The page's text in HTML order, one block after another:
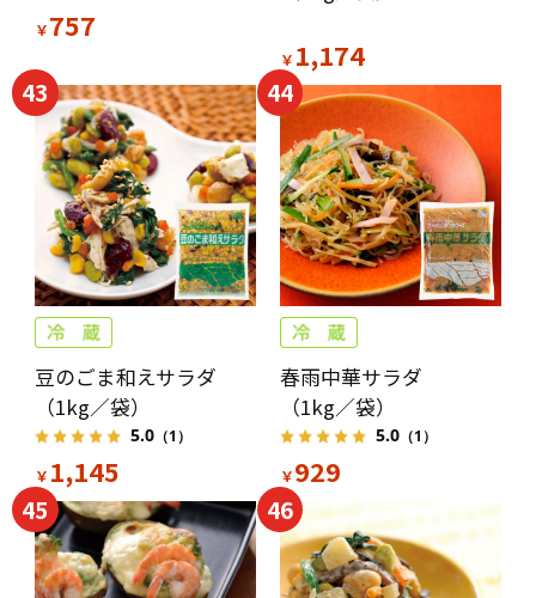
￥757
￥ 1,174
43
豆のごま和えサラダ
（1kg／袋）
5.0 （1）
￥ 1,145
44
春雨中華サラダ
（1kg／袋）
5.0 （1）
￥929
45 46